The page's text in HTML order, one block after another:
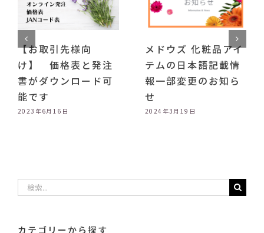
様向
表と発注
ロード可
メドウズ 化粧品アイ
テムの日本語記載情
報一部変更のお知ら
新オンラ
プ稼動に
ト移行の
検
索
カテゴリーから探す